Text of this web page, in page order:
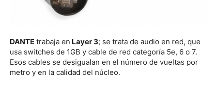
DANTE trabaja en Layer 3; se trata de audio en red, que
usa switches de 1GB y cable de red categoría 5e, 6 o 7.
Esos cables se desigualan en el número de vueltas por
metro y en la calidad del núcleo.